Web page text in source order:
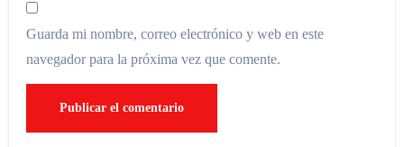
Guarda mi nombre, correo electrónico y web en este
navegador para la próxima vez que comente.